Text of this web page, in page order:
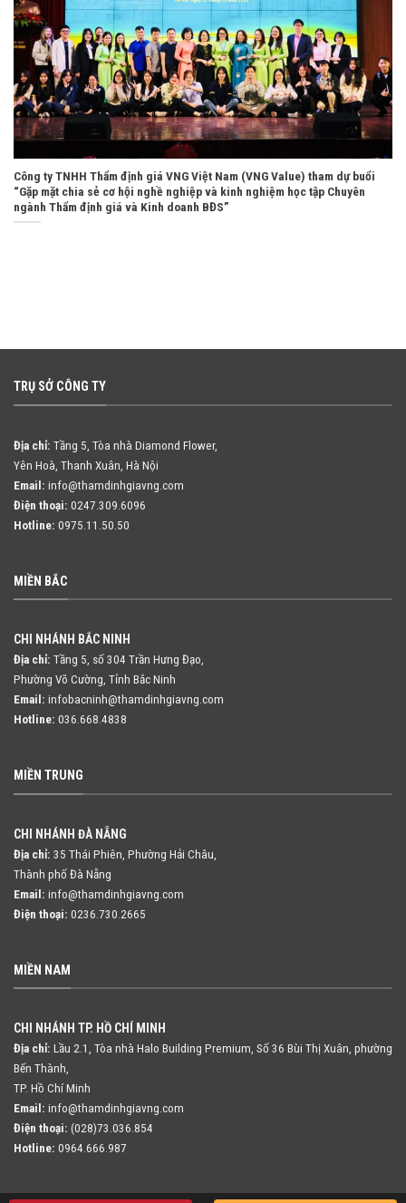
Công ty TNHH Thẩm định giá VNG Việt Nam (VNG Value) tham dự buổi
“Gặp mặt chia sẻ cơ hội nghề nghiệp và kinh nghiệm học tập Chuyên
ngành Thẩm định giá và Kinh doanh BĐS”
TRỤ SỞ CÔNG TY
Địa chỉ: Tầng 5, Tòa nhà Diamond Flower,
Yên Hoà, Thanh Xuân, Hà Nội
Email: info@thamdinhgiavng.com
Điện thoại: 0247.309.6096
Hotline: 0975.11.50.50
MIỀN BẮC
CHI NHÁNH BẮC NINH
Địa chỉ: Tầng 5, số 304 Trần Hưng Đạo,
Phường Võ Cường, Tỉnh Bắc Ninh
Email: infobacninh@thamdinhgiavng.com
Hotline: 036.668.4838
MIỀN TRUNG
CHI NHÁNH ĐÀ NẴNG
Địa chỉ: 35 Thái Phiên, Phường Hải Châu,
Thành phố Đà Nẵng
Email: info@thamdinhgiavng.com
Điện thoại: 0236.730.2665
MIỀN NAM
CHI NHÁNH TP. HỒ CHÍ MINH
Địa chỉ: Lầu 2.1, Tòa nhà Halo Building Premium, Số 36 Bùi Thị Xuân, phường
Bến Thành,
TP. Hồ Chí Minh
Email: info@thamdinhgiavng.com
Điện thoại: (028)73.036.854
Hotline: 0964.666.987